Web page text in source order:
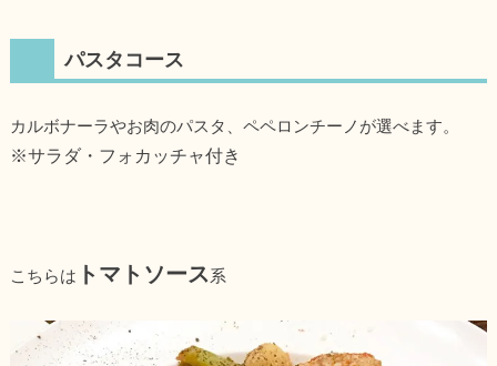
パスタコース
カルボナーラやお肉のパスタ、ペペロンチーノが選べます。
※サラダ・フォカッチャ付き
こちらは トマトソース系